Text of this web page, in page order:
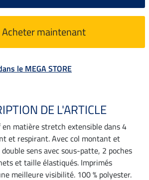
Acheter maintenant
le MEGA STORE
DE L'ARTICLE
matière stretch extensible dans 4
et respirant. Avec col montant et
sens avec sous-patte, 2 poches
et taille élastiqués. Imprimés
meilleure visibilité. 100 % polyester.